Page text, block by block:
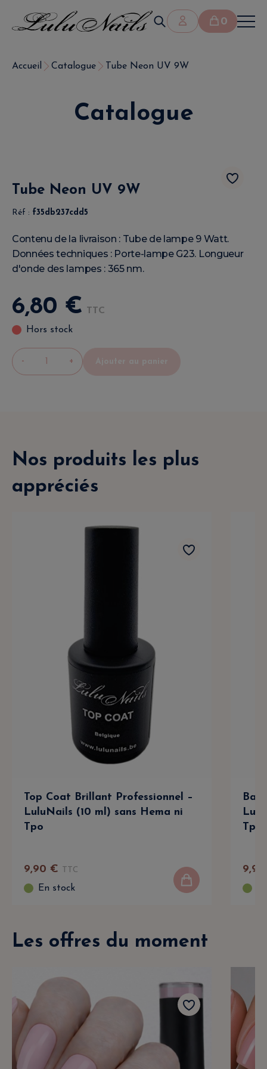
0
Accueil Catalogue Tube Neon UV 9W
Catalogue
Tube Neon UV 9W
Réf : f35db237cdd5
Contenu de la livraison : Tube de lampe 9 Watt.
Données techniques : Porte-lampe G23. Longueur
d'onde des lampes : 365 nm.
6,80 € TTC
Hors stock
- +
Nos produits les plus
appréciés
Top Coat Brillant Professionnel –
LuluNails (10 ml) sans Hema ni
Tpo
9,90 € TTC
En stock
Tpo
9,90
Les offres du moment